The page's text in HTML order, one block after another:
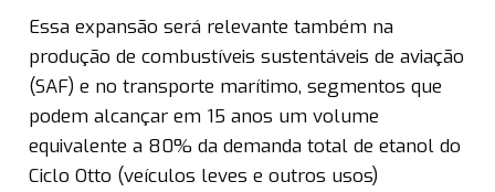
Essa expansão será relevante também na
produção de combustíveis sustentáveis de aviação
(SAF) e no transporte marítimo, segmentos que
podem alcançar em 15 anos um volume
equivalente a 80% da demanda total de etanol do
Ciclo Otto (veículos leves e outros usos)